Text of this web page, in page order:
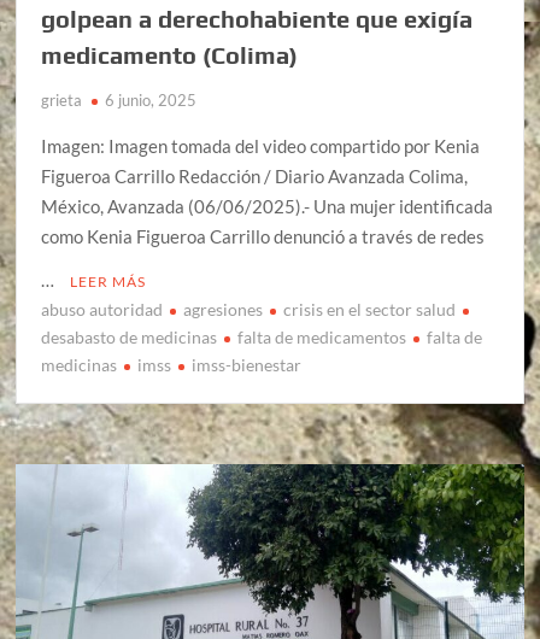
golpean a derechohabiente que exigía
medicamento (Colima)
grieta 6 junio, 2025
Imagen: Imagen tomada del video compartido por Kenia
Figueroa Carrillo Redacción / Diario Avanzada Colima,
México, Avanzada (06/06/2025).- Una mujer identificada
como Kenia Figueroa Carrillo denunció a través de redes
…
LEER MÁS
abuso autoridad agresiones
crisis en el sector salud
desabasto de medicinas
falta de medicamentos
falta de
medicinas
imss imss-bienestar